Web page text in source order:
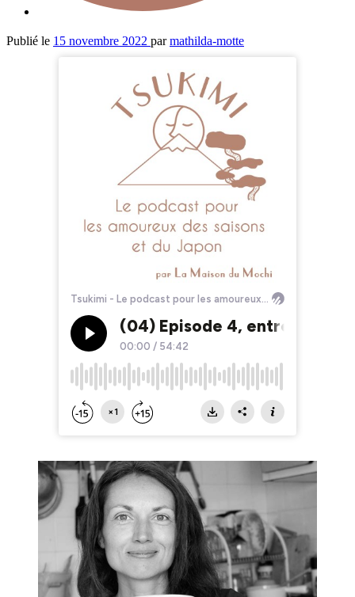
Publié le 15 novembre 2022 parmathilda-motte